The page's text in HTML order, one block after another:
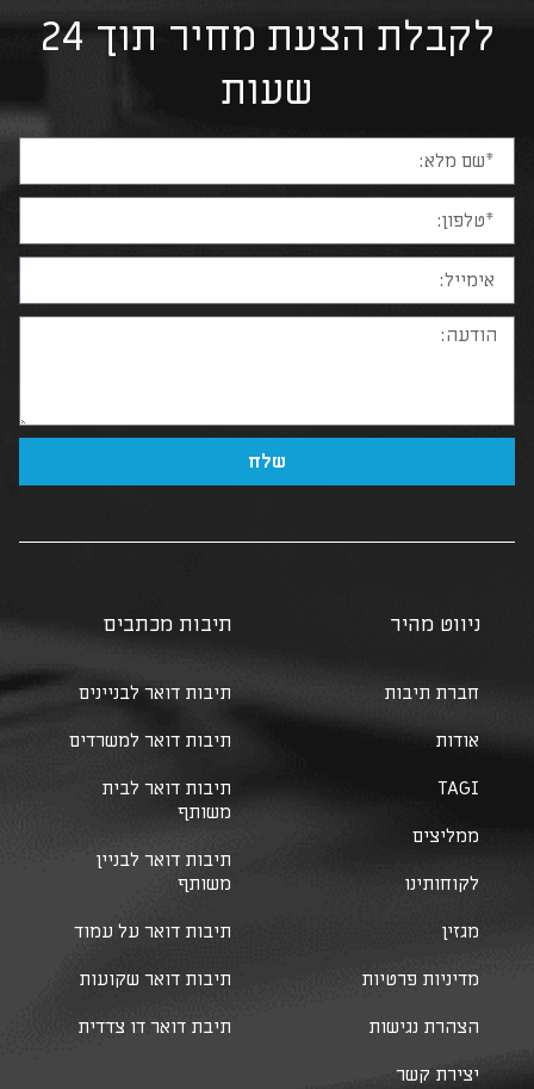
לקבלת הצעת מחיר תוך 24
שעות
שלח
ניווט מהיר
חברת תיבות
אודות
TAGI
ממליצים
לקוחותינו
מגזין
מדיניות פרטיות
הצהרת נגישות
יצירת קשר
תיבות מכתבים
תיבות דואר לבניינים
תיבות דואר למשרדים
תיבות דואר לבית
משותף
תיבות דואר לבניין
משותף
תיבות דואר על עמוד
תיבות דואר שקועות
תיבת דואר דו צדדית